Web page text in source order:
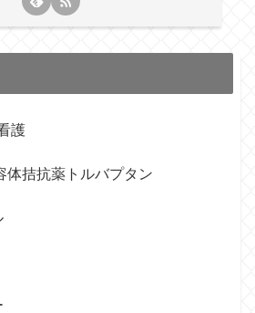
護
体拮抗薬トルバプタン